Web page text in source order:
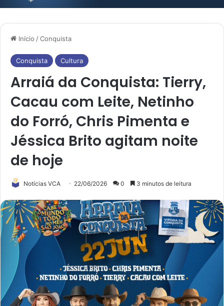
Início /Conquista
Conquista Cultura
Arraiá da Conquista: Tierry,
Cacau com Leite, Netinho
do Forró, Chris Pimenta e
Jéssica Brito agitam noite
de hoje
Notícias VCA 22/06/2026 0 3 minutos de leitura